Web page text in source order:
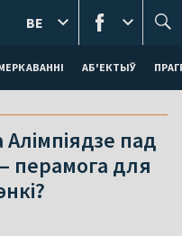
АБ'ЕКТЫЎ
BE
пад
перамога для